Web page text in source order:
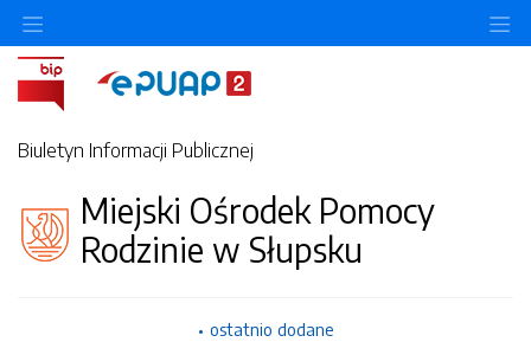
Biuletyn Informacji Publicznej
Miejski Ośrodek Pomocy
Rodzinie w Słupsku
ostatnio dodane